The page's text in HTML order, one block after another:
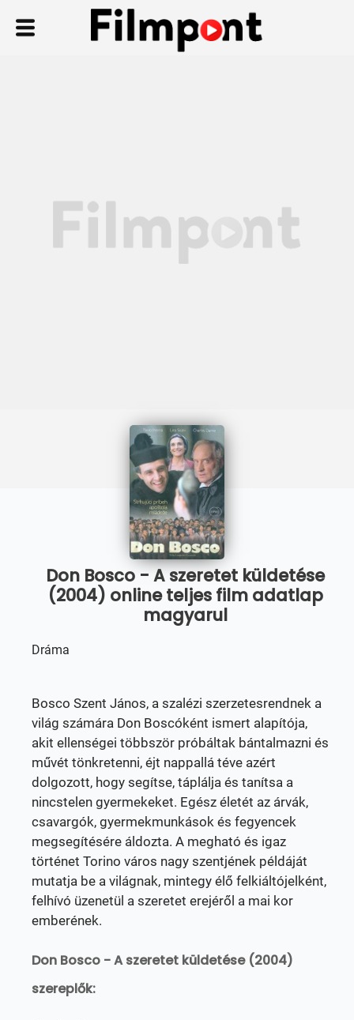
Don Bosco - A szeretet küldetése
(2004) online teljes film adatlap
magyarul
Dráma
Bosco Szent János, a szalézi szerzetesrendnek a
világ számára Don Boscóként ismert alapítója,
akit ellenségei többször próbáltak bántalmazni és
művét tönkretenni, éjt nappallá téve azért
dolgozott, hogy segítse, táplálja és tanítsa a
nincstelen gyermekeket. Egész életét az árvák,
csavargók, gyermekmunkások és fegyencek
megsegítésére áldozta. A megható és igaz
történet Torino város nagy szentjének példáját
mutatja be a világnak, mintegy élő felkiáltójelként,
felhívó üzenetül a szeretet erejéről a mai kor
emberének.
Don Bosco - A szeretet küldetése (2004)
szereplők: